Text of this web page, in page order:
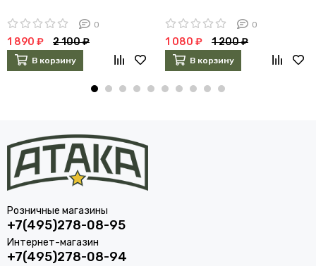
0
1 890 ₽ 2 100 ₽
В корзину
0
1 080 ₽ 1 200 ₽
В корзину
Розничные магазины
+7(495)278-08-95
Интернет-магазин
+7(495)278-08-94